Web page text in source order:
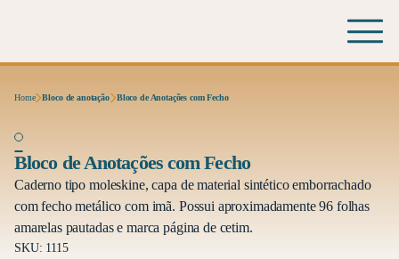
Home Bloco de anotação Bloco de Anotações com Fecho
Bloco de Anotações com Fecho
Caderno tipo moleskine, capa de material sintético emborrachado
com fecho metálico com imã. Possui aproximadamente 96 folhas
amarelas pautadas e marca página de cetim.
SKU: 1115